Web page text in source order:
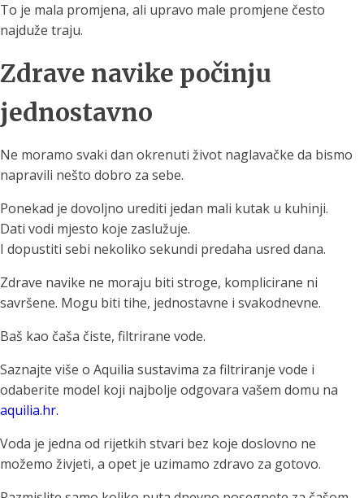
To je mala promjena, ali upravo male promjene često
najduže traju.
Zdrave navike počinju
jednostavno
Ne moramo svaki dan okrenuti život naglavačke da bismo
napravili nešto dobro za sebe.
Ponekad je dovoljno urediti jedan mali kutak u kuhinji.
Dati vodi mjesto koje zaslužuje.
I dopustiti sebi nekoliko sekundi predaha usred dana.
Zdrave navike ne moraju biti stroge, komplicirane ni
savršene. Mogu biti tihe, jednostavne i svakodnevne.
Baš kao čaša čiste, filtrirane vode.
Saznajte više o Aquilia sustavima za filtriranje vode i
odaberite model koji najbolje odgovara vašem domu na
aquilia.hr.
Voda je jedna od rijetkih stvari bez koje doslovno ne
možemo živjeti, a opet je uzimamo zdravo za gotovo.